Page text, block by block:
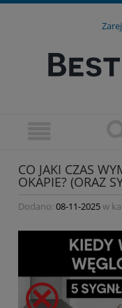
CO JAKI CZAS
OKAPIE? (ORAZ
Dodano: 08-11-2025w